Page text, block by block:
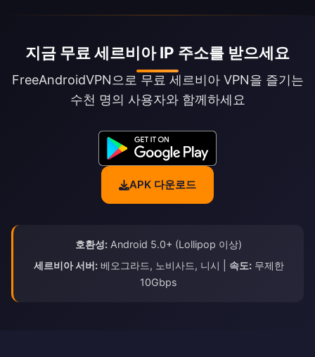
지금 무료 세르비아 IP 주소를 받으세요
FreeAndroidVPN으로 무료 세르비아 VPN을 즐기는
수천 명의 사용자와 함께하세요
APK 다운로드
호환성: Android 5.0+ (Lollipop 이상)
세르비아 서버:베오그라드, 노비사드, 니시 | 속도:무제한
10Gbps